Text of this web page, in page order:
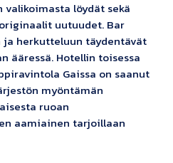
valikoimasta löydät sekä
uutuudet. Bar
ja herkutteluun täydentävät
ääressä. Hotellin toisessa
Gaissa on saanut
myöntämän
ruoan
aamiainen tarjoillaan